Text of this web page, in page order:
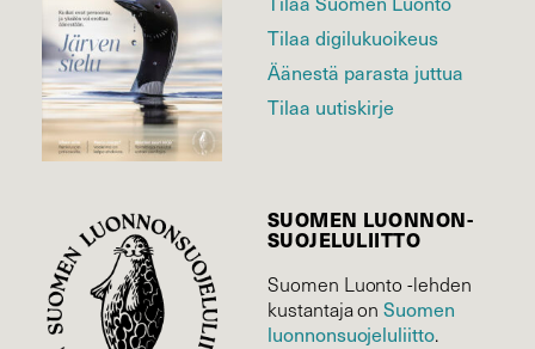
Tilaa digilukuoikeus
Äänestä parasta juttua
Tilaa uutiskirje
SUOMEN LUONNON­
SUOJELU­LIITTO
Suomen Luonto -lehden
kustantaja onSuomen
luonnonsuojelu­liitto.